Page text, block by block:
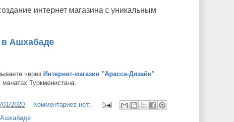
интернет магазина с уникальным
Ашхабаде
через Интернет-магазин "Арасса-Дизайн"
Туркменистана.
01/2020
Комментариев нет: